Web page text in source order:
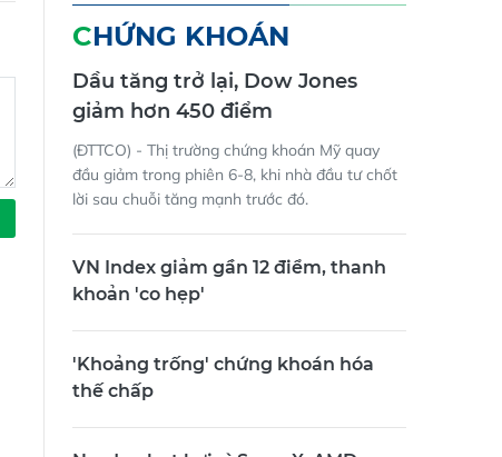
CHỨNG KHOÁN
Dầu tăng trở lại, Dow Jones
giảm hơn 450 điểm
(ĐTTCO) - Thị trường chứng khoán Mỹ quay
đầu giảm trong phiên 6-8, khi nhà đầu tư chốt
lời sau chuỗi tăng mạnh trước đó.
VN Index giảm gần 12 điểm, thanh
khoản 'co hẹp'
'Khoảng trống' chứng khoán hóa
thế chấp